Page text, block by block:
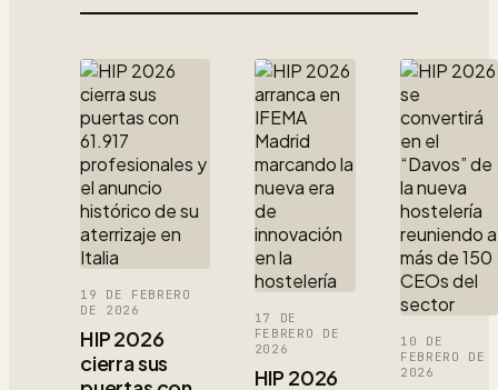
19 DE FEBRERO
DE 2026
HIP 2026
cierra sus
17 DE
FEBRERO DE
2026
HIP 2026
10 DE
FEBRERO DE
2026